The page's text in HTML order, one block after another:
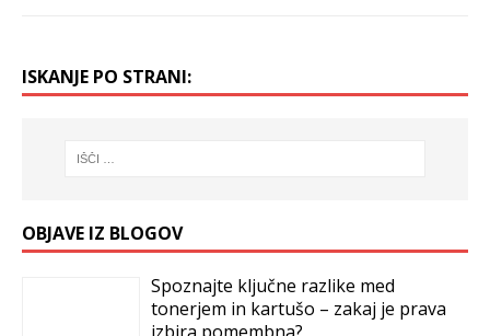
ISKANJE PO STRANI:
OBJAVE IZ BLOGOV
Spoznajte ključne razlike med
tonerjem in kartušo – zakaj je prava